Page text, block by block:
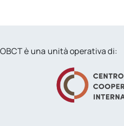
OBCT è una unità operativa di: